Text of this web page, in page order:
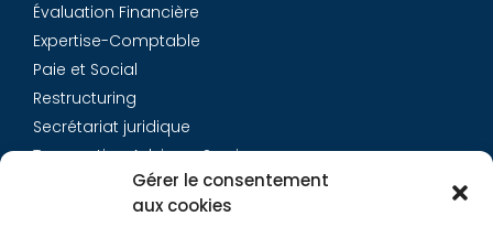
Gérer le consentement
aux cookies
Évaluation Financière
Expertise-Comptable
Paie et Social
Restructuring
Secrétariat juridique
Transaction Advisory Services